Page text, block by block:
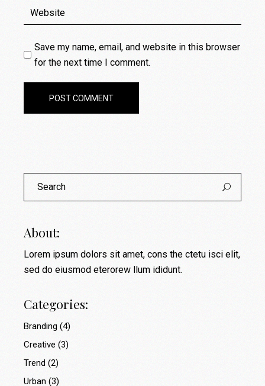
Save my name, email, and website in this browser
for the next time I comment.
POST COMMENT
About:
Lorem ipsum dolors sit amet, cons the ctetu isci elit,
sed do eiusmod eterorew llum ididunt.
Categories:
Branding (4)
Creative (3)
Trend (2)
Urban (3)